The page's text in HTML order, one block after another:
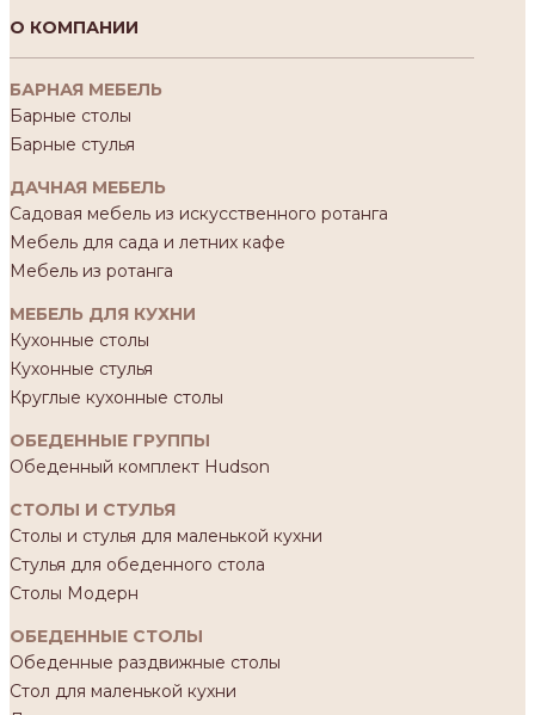
О КОМПАНИИ
БАРНАЯ МЕБЕЛЬ
Барные столы
Барные стулья
ДАЧНАЯ МЕБЕЛЬ
Садовая мебель из искусственного ротанга
Мебель для сада и летних кафе
Мебель из ротанга
МЕБЕЛЬ ДЛЯ КУХНИ
Кухонные столы
Кухонные стулья
Круглые кухонные столы
ОБЕДЕННЫЕ ГРУППЫ
Обеденный комплект Hudson
СТОЛЫ И СТУЛЬЯ
Столы и стулья для маленькой кухни
Стулья для обеденного стола
Столы Модерн
ОБЕДЕННЫЕ СТОЛЫ
Обеденные раздвижные столы
Стол для маленькой кухни